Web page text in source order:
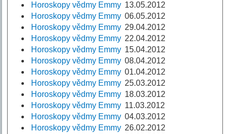
Horoskopy vědmy Emmy 13.05.2012
Horoskopy vědmy Emmy 06.05.2012
Horoskopy vědmy Emmy 29.04.2012
Horoskopy vědmy Emmy 22.04.2012
Horoskopy vědmy Emmy 15.04.2012
Horoskopy vědmy Emmy 08.04.2012
Horoskopy vědmy Emmy 01.04.2012
Horoskopy vědmy Emmy 25.03.2012
Horoskopy vědmy Emmy 18.03.2012
Horoskopy vědmy Emmy 11.03.2012
Horoskopy vědmy Emmy 04.03.2012
Horoskopy vědmy Emmy 26.02.2012